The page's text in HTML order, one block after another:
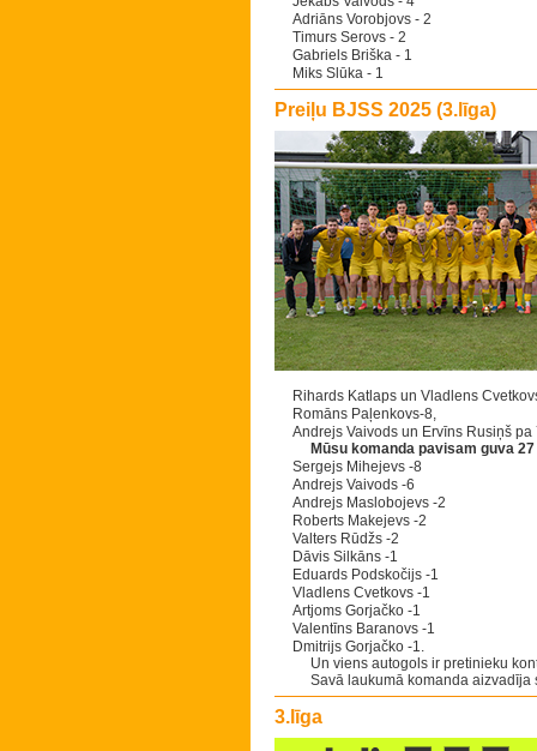
Adriāns Vorobjovs - 2
Timurs Serovs - 2
Gabriels Briška - 1
Miks Slūka - 1
Preiļu BJSS 2025 (3.līga)
Rihards Katlaps un Vladlens
Romāns Paļenkovs-8,
Andrejs Vaivods un Ervīns Rusiņš pa
Mūsu komanda pavisam guva
Sergejs Mihejevs -8
Andrejs Vaivods -6
Andrejs Maslobojevs -2
Roberts Makejevs -2
Valters Rūdžs -2
Dāvis Silkāns -1
Eduards Podskočijs -1
Vladlens Cvetkovs -1
Artjoms Gorjačko -1
Valentīns Baranovs -1
Dmitrijs Gorjačko -1.
Un viens autogols ir pretinieku
Savā laukumā komanda
3.līga